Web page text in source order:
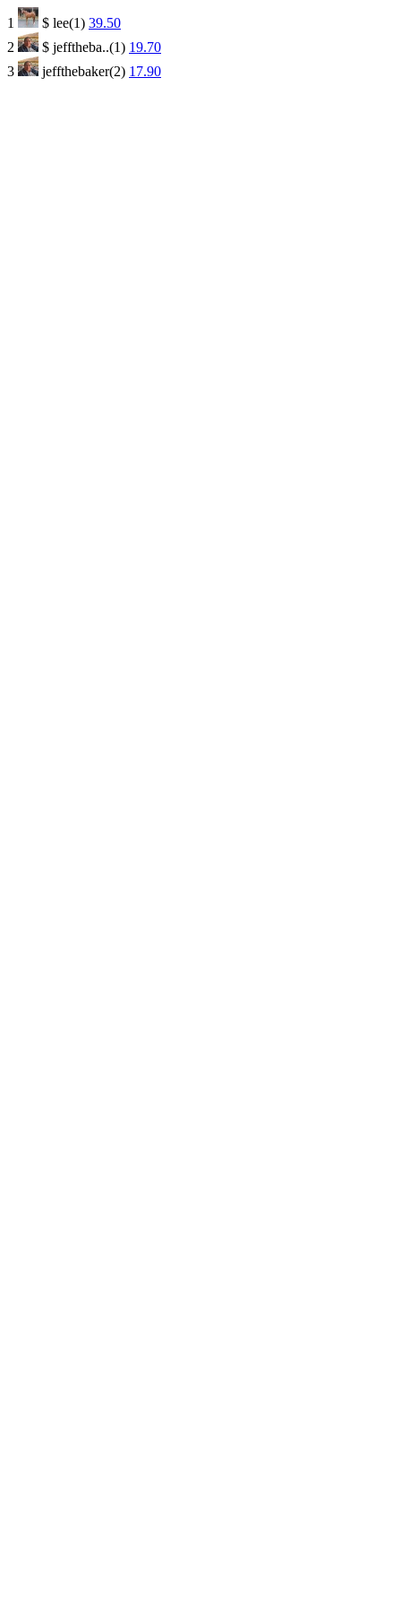
1 $ lee(1) 39.50
2
$ jefftheba..(1) 19.70
3
jeffthebaker(2) 17.90